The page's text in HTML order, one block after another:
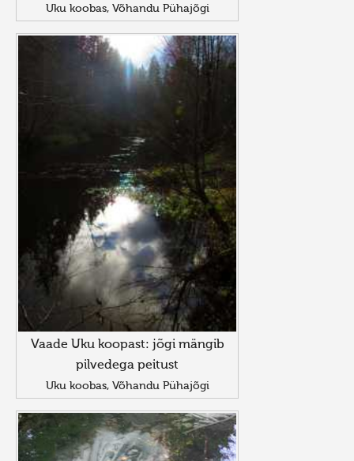
Uku koobas, Võhandu Pühajõgi
Vaade Uku koopast: jõgi mängib
pilvedega peitust
Uku koobas, Võhandu Pühajõgi